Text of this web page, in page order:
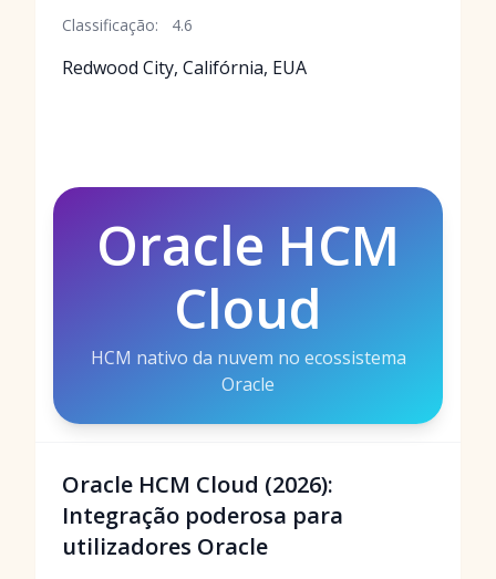
Classificação: 4.6
Redwood City, Califórnia, EUA
Oracle HCM
Cloud
HCM nativo da nuvem no ecossistema
Oracle
Oracle HCM Cloud (2026):
Integração poderosa para
utilizadores Oracle